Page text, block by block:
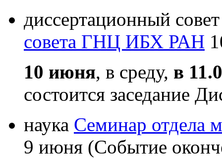
диссертационный совет
совета ГНЦ ИБХ РАН
10 июня, в среду, в
состоится заседание
наука Семинар отдела
9 июня (Событие